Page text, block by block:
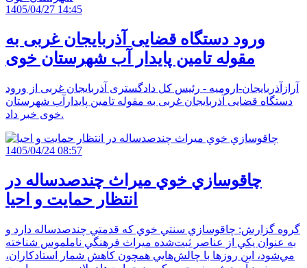
1405/04/27 14:45
ورود دستگاه قضایی آذربایجان غربی به
مقوله تامین پایدار آب شهرستان خوی
آرازآذربایجان-ارومیه - رئیس کل دادگستری آذربایجان غربی از ورود
دستگاه قضایی آذربایجان غربی به مقوله تامین پایدارآب شهرستان
خوی خبر داد.
1405/04/24 08:57
چاقوسازي خوي ميراث چندصدساله در
انتظار حمايت و احيا
گروه گزارش: چاقوسازي سنتي خوي که قدمتي چندصدساله دارد و
به عنوان يکي از عناصر ثبت‌شده ميراث فرهنگي ناملموس شناخته
مي‌شود، اين روزها با چالش‌هايي همچون کاهش شمار استادکاران،